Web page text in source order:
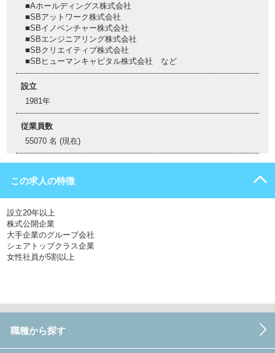
■Aホールディングス株式会社
■SBアットワーク株式会社
■SBイノベンチャー株式会社
■SBエンジニアリング株式会社
■SBクリエイティブ株式会社
■SBヒューマンキャピタル株式会社 など
設立
1981年
従業員数
55070 名 (現在)
この求人の特徴
設立20年以上
株式公開企業
大手企業のグループ会社
シェアトップクラス企業
女性社員が5割以上
職種から探す